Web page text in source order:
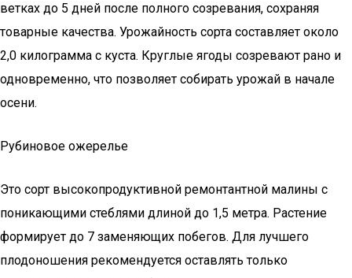
ветках до 5 дней после полного созревания, сохраняя
товарные качества. Урожайность сорта составляет около
2,0 килограмма с куста. Круглые ягоды созревают рано и
одновременно, что позволяет собирать урожай в начале
осени.
Рубиновое ожерелье
Это сорт высокопродуктивной ремонтантной малины с
поникающими стеблями длиной до 1,5 метра. Растение
формирует до 7 заменяющих побегов. Для лучшего
плодоношения рекомендуется оставлять только